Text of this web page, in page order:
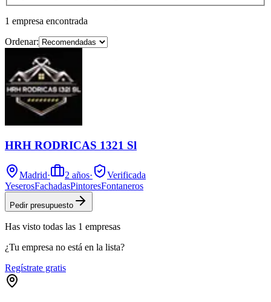
1 empresa encontrada
Ordenar:
HRH RODRICAS 1321 Sl
Madrid· 2 años·
Verificada
YeserosFachadasPintoresFontaneros
Pedir presupuesto
Has visto todas las 1 empresas
¿Tu empresa no está en la lista?
Regístrate gratis